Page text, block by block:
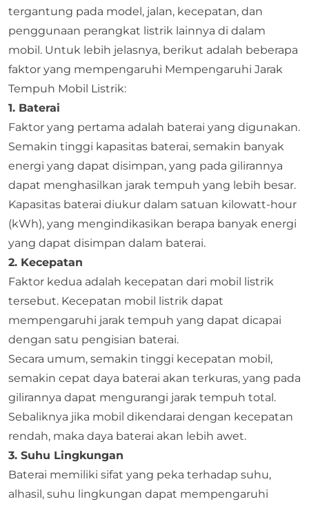
tergantung pada model, jalan, kecepatan, dan
penggunaan perangkat listrik lainnya di dalam
mobil. Untuk lebih jelasnya, berikut adalah beberapa
faktor yang mempengaruhi Mempengaruhi Jarak
Tempuh Mobil Listrik:
1. Baterai
Faktor yang pertama adalah baterai yang digunakan.
Semakin tinggi kapasitas baterai, semakin banyak
energi yang dapat disimpan, yang pada gilirannya
dapat menghasilkan jarak tempuh yang lebih besar.
Kapasitas baterai diukur dalam satuan kilowatt-hour
(kWh), yang mengindikasikan berapa banyak energi
yang dapat disimpan dalam baterai.
2. Kecepatan
Faktor kedua adalah kecepatan dari mobil listrik
tersebut. Kecepatan mobil listrik dapat
mempengaruhi jarak tempuh yang dapat dicapai
dengan satu pengisian baterai.
Secara umum, semakin tinggi kecepatan mobil,
semakin cepat daya baterai akan terkuras, yang pada
gilirannya dapat mengurangi jarak tempuh total.
Sebaliknya jika mobil dikendarai dengan kecepatan
rendah, maka daya baterai akan lebih awet.
3. Suhu Lingkungan
Baterai memiliki sifat yang peka terhadap suhu,
alhasil, suhu lingkungan dapat mempengaruhi